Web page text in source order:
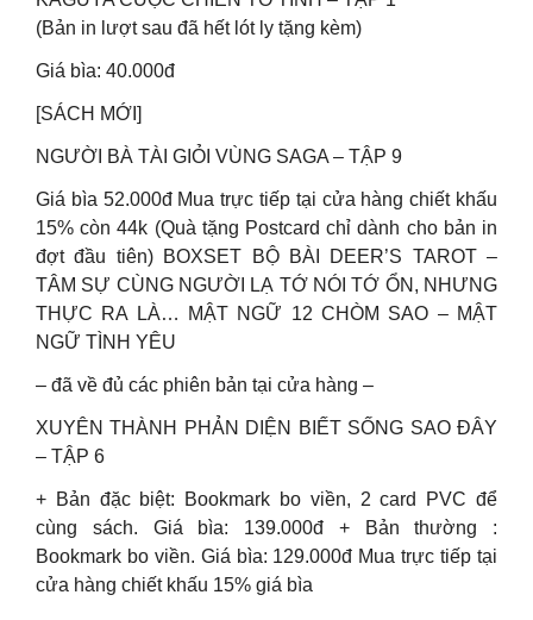
(Bản in lượt sau đã hết lót ly tặng kèm)
Giá bìa: 40.000đ
[SÁCH MỚI]
NGƯỜI BÀ TÀI GIỎI VÙNG SAGA – TẬP 9
Giá bìa 52.000đ Mua trực tiếp tại cửa hàng chiết khấu
15% còn 44k (Quà tặng Postcard chỉ dành cho bản in
đợt đầu tiên) BOXSET BỘ BÀI DEER’S TAROT –
TÂM SỰ CÙNG NGƯỜI LẠ TỚ NÓI TỚ ỔN, NHƯNG
THỰC RA LÀ… MẬT NGỮ 12 CHÒM SAO – MẬT
NGỮ TÌNH YÊU
– đã về đủ các phiên bản tại cửa hàng –
XUYÊN THÀNH PHẢN DIỆN BIẾT SỐNG SAO ĐÂY
– TẬP 6
+ Bản đặc biệt: Bookmark bo viền, 2 card PVC để
cùng sách. Giá bìa: 139.000đ + Bản thường :
Bookmark bo viền. Giá bìa: 129.000đ Mua trực tiếp tại
cửa hàng chiết khấu 15% giá bìa